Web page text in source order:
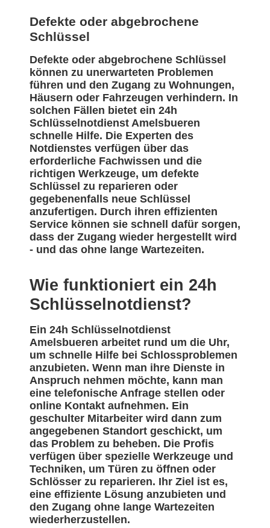
Defekte oder abgebrochene
Schlüssel
Defekte oder abgebrochene Schlüssel
können zu unerwarteten Problemen
führen und den Zugang zu Wohnungen,
Häusern oder Fahrzeugen verhindern. In
solchen Fällen bietet ein 24h
Schlüsselnotdienst Amelsbueren
schnelle Hilfe. Die Experten des
Notdienstes verfügen über das
erforderliche Fachwissen und die
richtigen Werkzeuge, um defekte
Schlüssel zu reparieren oder
gegebenenfalls neue Schlüssel
anzufertigen. Durch ihren effizienten
Service können sie schnell dafür sorgen,
dass der Zugang wieder hergestellt wird
- und das ohne lange Wartezeiten.
Wie funktioniert ein 24h
Schlüsselnotdienst?
Ein 24h Schlüsselnotdienst
Amelsbueren arbeitet rund um die Uhr,
um schnelle Hilfe bei Schlossproblemen
anzubieten. Wenn man ihre Dienste in
Anspruch nehmen möchte, kann man
eine telefonische Anfrage stellen oder
online Kontakt aufnehmen. Ein
geschulter Mitarbeiter wird dann zum
angegebenen Standort geschickt, um
das Problem zu beheben. Die Profis
verfügen über spezielle Werkzeuge und
Techniken, um Türen zu öffnen oder
Schlösser zu reparieren. Ihr Ziel ist es,
eine effiziente Lösung anzubieten und
den Zugang ohne lange Wartezeiten
wiederherzustellen.